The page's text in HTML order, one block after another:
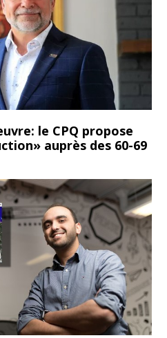
le CPQ propose
auprès des 60-69